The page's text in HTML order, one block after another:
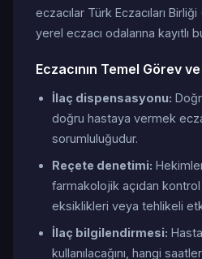
eczacılar Türk Eczacıları
yerel eczacı odalarına kayıtlı
Eczacının Temel Görev
İlaç dispensasyonu:
doğru hastaya vermek
sorumluluğudur.
Reçete denetimi:
farmakolojik açıdan kontrol
eksiklikleri veya tehlikeli
İlaç bilgilendirmesi:
kullanılacağını, hangi